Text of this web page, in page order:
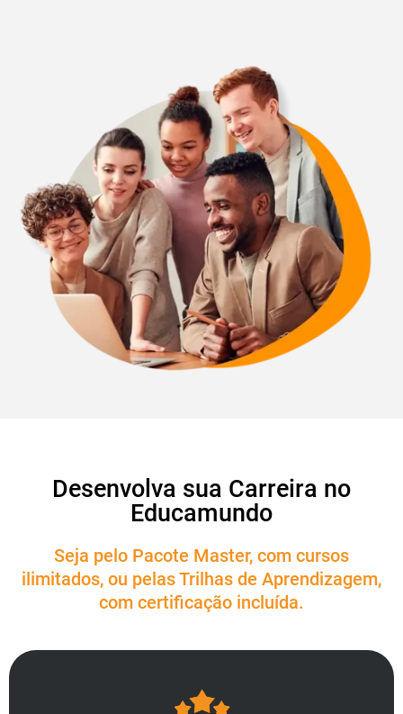
Desenvolva sua Carreira no
Educamundo
Seja pelo Pacote Master, com cursos
ilimitados, ou pelas Trilhas de Aprendizagem,
com certificação incluída.